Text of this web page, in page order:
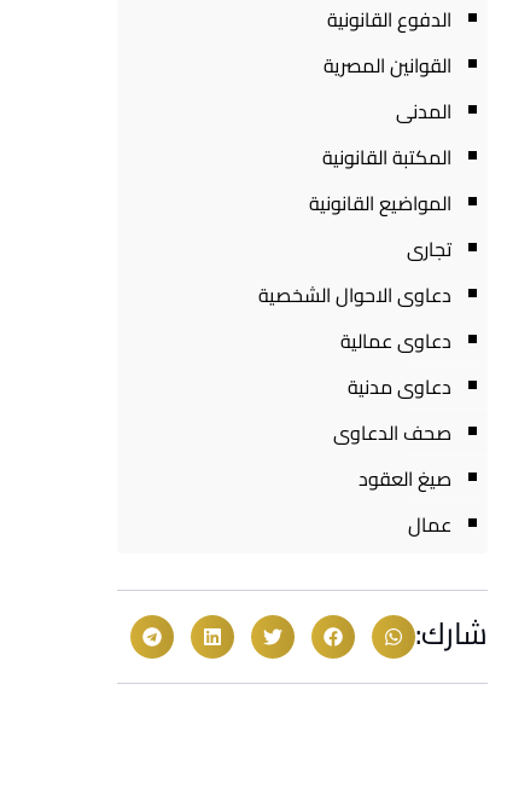
الدفوع القانونية
القوانين المصرية
المدنى
المكتبة القانونية
المواضيع القانونية
تجارى
دعاوى الاحوال الشخصية
دعاوى عمالية
دعاوى مدنية
صحف الدعاوى
صيغ العقود
عمال
شارك: